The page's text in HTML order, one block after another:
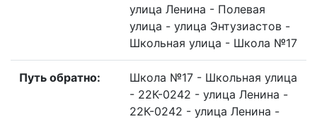
улица Ленина - Полевая
улица - улица Энтузиастов -
Школьная улица - Школа №17
Путь обратно:
Школа №17 - Школьная улица
- 22К-0242 - улица Ленина -
22К-0242 - улица Ленина -